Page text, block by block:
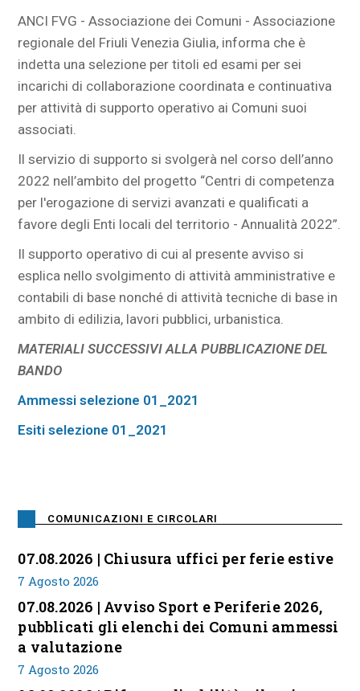
ANCI FVG - Associazione dei Comuni - Associazione
regionale del Friuli Venezia Giulia, informa che è
indetta una selezione per titoli ed esami per sei
incarichi di collaborazione coordinata e continuativa
per attività di supporto operativo ai Comuni suoi
associati.
Il servizio di supporto si svolgerà nel corso dell’anno
2022 nell’ambito del progetto “Centri di competenza
per l'erogazione di servizi avanzati e qualificati a
favore degli Enti locali del territorio - Annualità 2022”.
Il supporto operativo di cui al presente avviso si
esplica nello svolgimento di attività amministrative e
contabili di base nonché di attività tecniche di base in
ambito di edilizia, lavori pubblici, urbanistica.
MATERIALI SUCCESSIVI ALLA PUBBLICAZIONE DEL
BANDO
Ammessi selezione 01_2021
Esiti selezione 01_2021
COMUNICAZIONI E CIRCOLARI
07.08.2026 | Chiusura uffici per ferie estive
7 Agosto 2026
07.08.2026 | Avviso Sport e Periferie 2026,
pubblicati gli elenchi dei Comuni ammessi
a valutazione
7 Agosto 2026